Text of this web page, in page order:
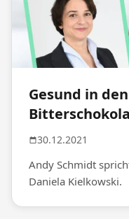
Gesund in
30.12.2021
Andy Schmidt
Daniela Kielkowski.